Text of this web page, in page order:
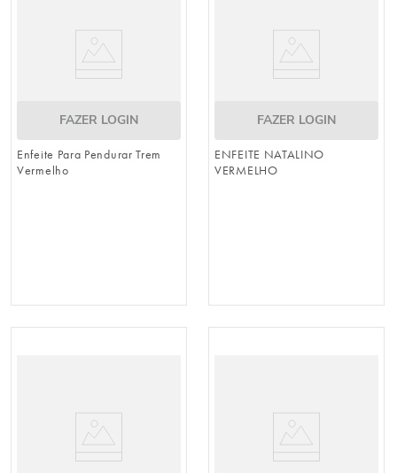
FAZER LOGIN
Enfeite Para Pendurar Trem
Vermelho
FAZER LOGIN
ENFEITE NATALINO
VERMELHO